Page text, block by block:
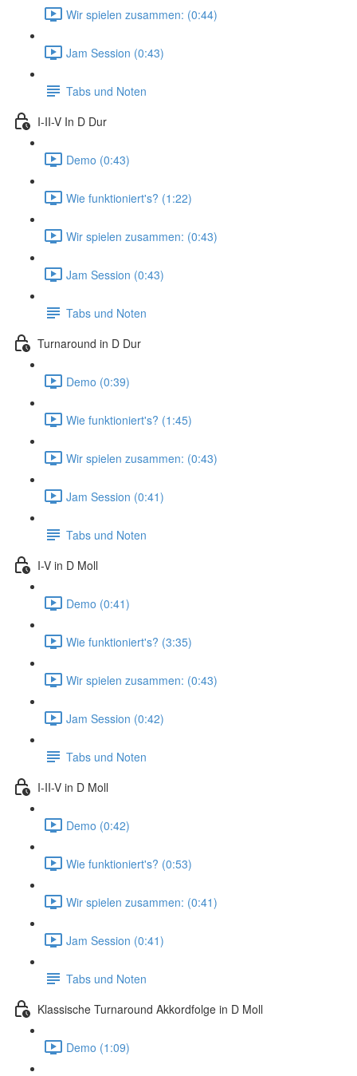
Wir spielen zusammen: (0:44)
Jam Session (0:43)
Tabs und Noten
I-II-V In D Dur
Demo (0:43)
Wie funktioniert's? (1:22)
Wir spielen zusammen: (0:43)
Jam Session (0:43)
Tabs und Noten
Turnaround in D Dur
Demo (0:39)
Wie funktioniert's? (1:45)
Wir spielen zusammen: (0:43)
Jam Session (0:41)
Tabs und Noten
I-V in D Moll
Demo (0:41)
Wie funktioniert's? (3:35)
Wir spielen zusammen: (0:43)
Jam Session (0:42)
Tabs und Noten
I-II-V in D Moll
Demo (0:42)
Wie funktioniert's? (0:53)
Wir spielen zusammen: (0:41)
Jam Session (0:41)
Tabs und Noten
Klassische Turnaround Akkordfolge in D Moll
Demo (1:09)